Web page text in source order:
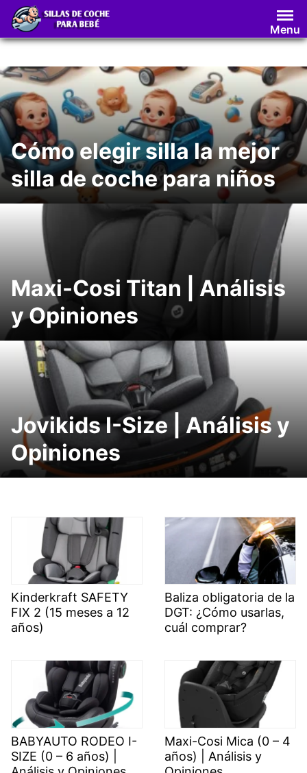
Saltar
contenido
Menu
Cómo elegir silla la mejor
silla de coche para niños
Maxi-Cosi Titan | Análisis
y Opiniones
Jovikids I-Size | Análisis y
Opiniones
Kinderkraft SAFETY
FIX 2 (15 meses a 12
años)
Baliza obligatoria de la
DGT: ¿Cómo usarlas,
cuál comprar?
BABYAUTO RODEO I-
SIZE (0 – 6 años) |
Maxi-Cosi Mica (0 – 4
años) | Análisis y